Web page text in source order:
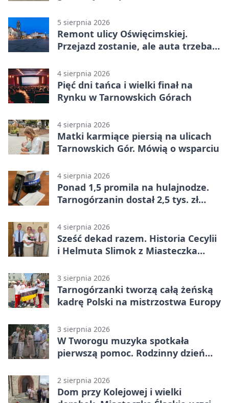
5 sierpnia 2026
Remont ulicy Oświęcimskiej.
Przejazd zostanie, ale auta trzeba
4 sierpnia 2026
Pięć dni tańca i wielki finał na
Rynku w Tarnowskich Górach
4 sierpnia 2026
Matki karmiące piersią na ulicach
Tarnowskich Gór. Mówią o wsparciu
4 sierpnia 2026
Ponad 1,5 promila na hulajnodze.
Tarnogórzanin dostał 2,5 tys. zł
4 sierpnia 2026
Sześć dekad razem. Historia Cecylii
i Helmuta Slimok z Miasteczka
3 sierpnia 2026
Tarnogórzanki tworzą całą żeńską
kadrę Polski na mistrzostwa Europy
3 sierpnia 2026
W Tworogu muzyka spotkała
pierwszą pomoc. Rodzinny dzień
2 sierpnia 2026
Dom przy Kolejowej i wielki